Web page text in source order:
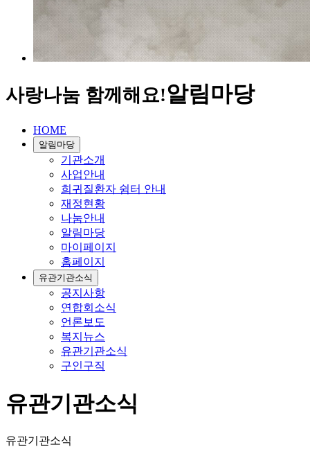
사랑나눔 함께해요!알림마당
HOME
알림마당
기관소개
사업안내
희귀질환자 쉼터 안내
재정현황
나눔안내
알림마당
마이페이지
홈페이지
유관기관소식
공지사항
연합회소식
언론보도
복지뉴스
유관기관소식
구인구직
유관기관소식
유관기관소식